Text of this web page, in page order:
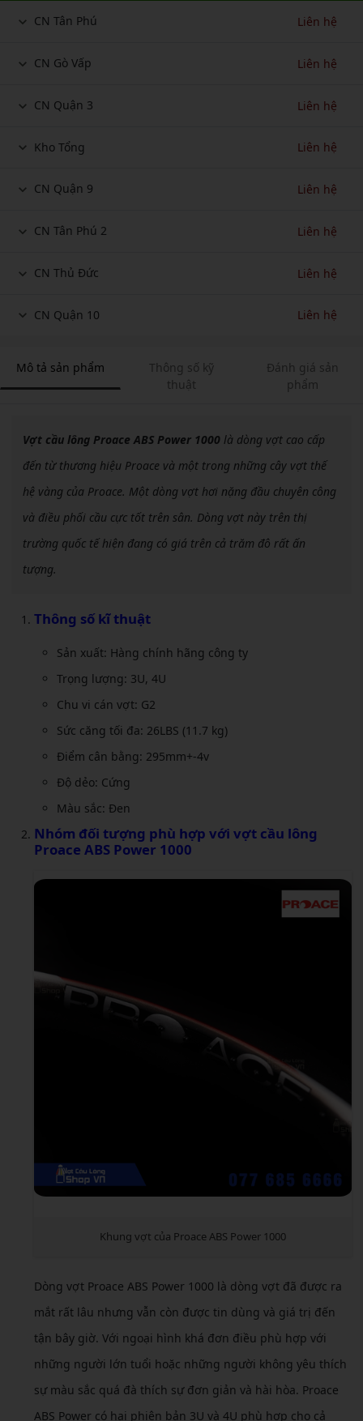
CN Tân Phú Liên hệ
CN Gò Vấp Liên hệ
CN Quận 3 Liên hệ
Kho Tổng Liên hệ
CN Quận 9 Liên hệ
CN Tân Phú 2 Liên hệ
CN Thủ Đức Liên hệ
CN Quận 10 Liên hệ
Mô tả sản phẩm
Thông số kỹ
thuật
Đánh giá sản
phẩm
Vợt cầu lông Proace ABS Power 1000 là dòng vợt cao cấp
đến từ thương hiệu Proace và một trong những cây vợt thế
hệ vàng của Proace. Một dòng vợt hơi nặng đầu chuyên công
và điều phối cầu cực tốt trên sân. Dòng vợt này trên thị
trường quốc tế hiện đang có giá trên cả trăm đô rất ấn
tượng.
Thông số kĩ thuật
Sản xuất: Hàng chính hãng công ty
Trọng lượng: 3U, 4U
Chu vi cán vợt: G2
Sức căng tối đa: 26LBS (11.7 kg)
Điểm cân bằng: 295mm+-4v
Độ dẻo: Cứng
Màu sắc: Đen
Nhóm đối tượng phù hợp với vợt cầu lông
Proace ABS Power 1000
Khung vợt của Proace ABS Power 1000
Dòng vợt Proace ABS Power 1000 là dòng vợt đã được ra
mắt rất lâu nhưng vẫn còn được tin dùng và giá trị đến
tận bây giờ. Với ngoại hình khá đơn điều phù hợp với
những người lớn tuổi hoặc những người không yêu thích
sự màu sắc quá đà thích sự đơn giản và hài hòa. Proace
ABS Power có hai phiên bản 3U và 4U phù hợp cho cả